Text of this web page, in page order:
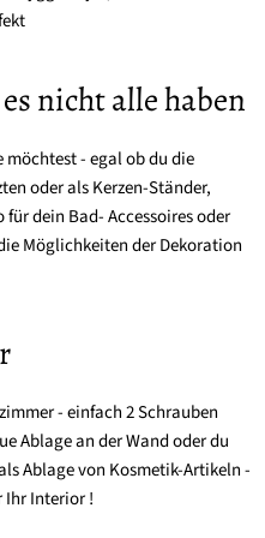
nicht alle haben
möchtest - egal ob du die
oder als Kerzen-Ständer,
dein Bad- Accessoires oder
Möglichkeiten der Dekoration
- einfach 2 Schrauben
Ablage an der Wand oder du
Ablage von Kosmetik-Artikeln -
Ihr Interior !